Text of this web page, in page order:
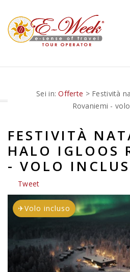
Sei in:Offerte > Festività
Rovaniemi -
FESTIVITÀ
HALO IGLOOS
- VOLO
Tweet
✈Volo incluso